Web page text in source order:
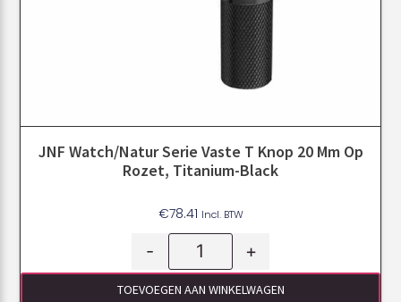
JNF Watch/Natur Serie Vaste T Knop 20 Mm Op
Rozet, Titanium-Black
€78.41 Incl. BTW
- +
TOEVOEGEN AAN WINKELWAGEN